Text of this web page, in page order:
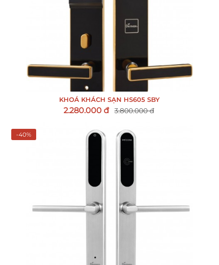
KHOÁ KHÁCH SẠN HS605 SBY
2.280.000 đ 3.800.000 đ
-40%